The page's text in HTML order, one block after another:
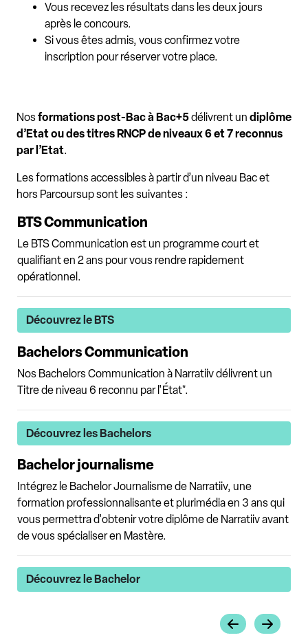
Vous recevez les résultats dans les deux jours
après le concours.
Si vous êtes admis, vous confirmez votre
inscription pour réserver votre place.
Nosformations post-Bac à Bac+5délivrent un diplôme
d’Etat ou des titres RNCP de niveaux 6 et 7 reconnus
par l’Etat.
Les formations accessibles à partir d’un niveau Bac et
hors Parcoursup sont les suivantes :
BTS Communication
Le BTS Communication est un programme court et
qualifiant en 2 ans pour vous rendre rapidement
opérationnel.
Découvrez le BTS
Bachelors Communication
Nos Bachelors Communication à Narratiiv délivrent un
Titre de niveau 6 reconnu par l'État*.
Découvrez les Bachelors
Bachelor journalisme
Intégrez le Bachelor Journalisme de Narratiiv, une
formation professionnalisante et plurimédia en 3 ans qui
vous permettra d'obtenir votre diplôme de Narratiiv avant
de vous spécialiser en Mastère.
Découvrez le Bachelor